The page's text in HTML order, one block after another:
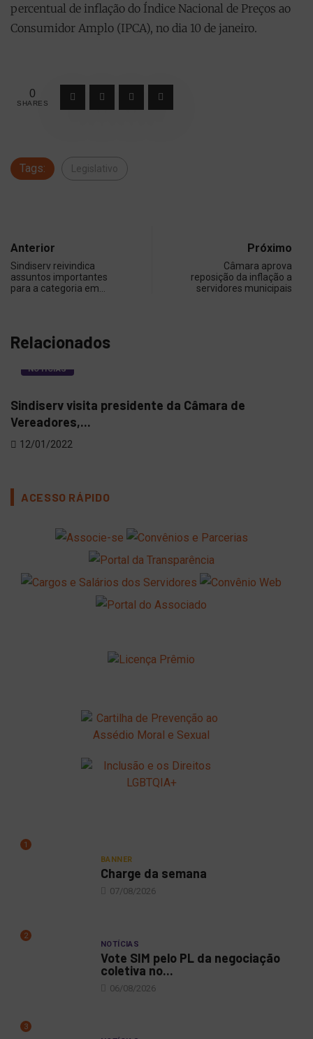
percentual de inflação do Índice Nacional de Preços ao
Consumidor Amplo (IPCA), no dia 10 de janeiro.
0
SHARES
Tags: Legislativo
Anterior
Sindiserv reivindica
assuntos importantes
para a categoria em…
Próximo
Câmara aprova
reposição da inflação a
servidores municipais
Relacionados
NOTÍCIAS
Sindiserv visita presidente da Câmara de
Vereadores,...
12/01/2022
ACESSO RÁPIDO
1
BANNER
Charge da semana
07/08/2026
2
NOTÍCIAS
Vote SIM pelo PL da negociação
coletiva no...
06/08/2026
3